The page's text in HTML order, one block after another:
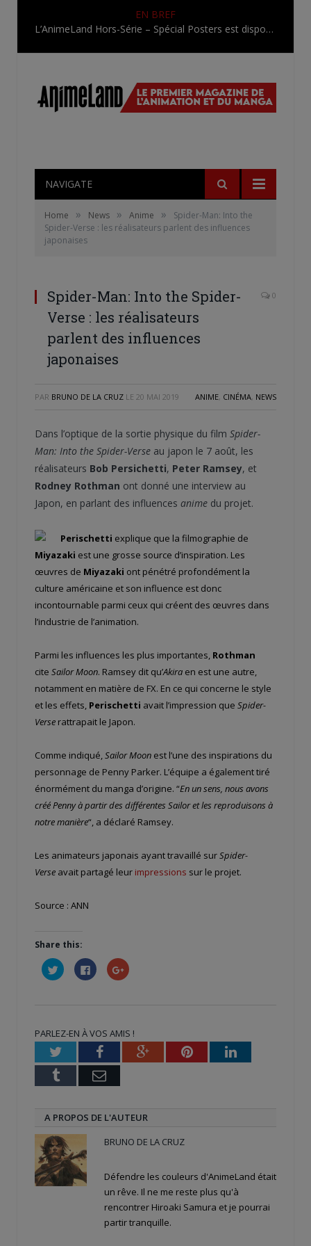
EN BREF
L’AnimeLand Hors-Série – Spécial Posters est disponible !
NAVIGATE
Home » News » Anime »
Spider-Man: Into the
Spider-Verse : les réalisateurs parlent des influences
japonaises
Spider-Man: Into the Spider-
Verse : les réalisateurs
parlent des influences
japonaises
0
PAR BRUNO DE LA CRUZ LE 20 MAI 2019 ANIME, CINÉMA, NEWS
Dans l’optique de la sortie physique du film Spider-
Man: Into the Spider-Verse au japon le 7 août, les
réalisateurs Bob Persichetti, Peter Ramsey, et
Rodney Rothman ont donné une interview au
Japon, en parlant des influences anime du projet.
Perischetti explique que la filmographie de
Miyazaki est une grosse source d’inspiration. Les
œuvres de Miyazaki ont pénétré profondément la
culture américaine et son influence est donc
incontournable parmi ceux qui créent des œuvres dans
l’industrie de l’animation.
Parmi les influences les plus importantes, Rothman
cite Sailor Moon. Ramsey dit qu’Akira en est une autre,
notamment en matière de FX. En ce qui concerne le style
et les effets, Perischetti avait l’impression que Spider-
Verse rattrapait le Japon.
Comme indiqué,Sailor Moon est l’une des inspirations du
personnage de Penny Parker. L’équipe a également tiré
énormément du manga d’origine. “En un sens, nous avons
créé Penny à partir des différentes Sailor et les reproduisons à
notre manière“, a déclaré Ramsey.
Les animateurs japonais ayant travaillé surSpider-
Verse avait partagé leur impressions sur le projet.
Source : ANN
Share this:
Cliquez
pour
partager
fenêtre)
Cliquez
pour
partager
fenêtre)
Cliquez
pour
nouvelle
fenêtre)
PARLEZ-EN À VOS AMIS !
TwitterFacebookGoogle+PinterestLinkedIn
Tumblr Email
A PROPOS DE L'AUTEUR
BRUNO DE LA CRUZ
Défendre les couleurs d'AnimeLand était
un rêve. Il ne me reste plus qu'à
rencontrer Hiroaki Samura et je pourrai
partir tranquille.